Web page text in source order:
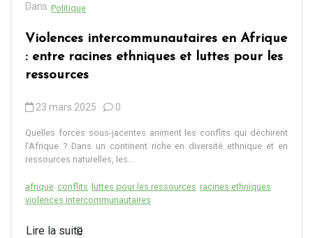
Dans Politique
Violences intercommunautaires en Afrique
: entre racines ethniques et luttes pour les
ressources
23 mars 2025 0
Quelles forces sous-jacentes animent les conflits qui déchirent
l’Afrique ? Dans un continent riche en diversité ethnique et en
ressources naturelles, les...
afrique conflits luttes pour les ressources racines ethniques
violences intercommunautaires
Lire la suite